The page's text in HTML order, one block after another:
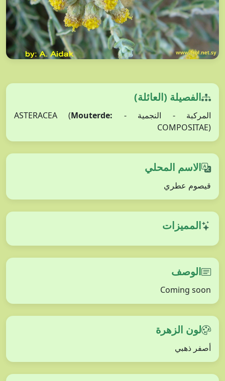
الفصيلة (العائلة)
المركبة - النجمية - ASTERACEA ( Mouterde:
COMPOSITAE)
الاسم المحلي
قيصوم عطري
المميزات
الوصف
Coming soon
لون الزهرة
أصفر ذهبي